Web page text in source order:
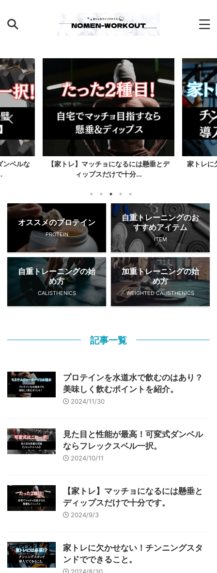
ンベルな
【家トレ】マッチョになるには懸垂とデ
ィップスだけで十分...
家トレに
オススメのプロテイン
PROTEIN
自重トレーニングのお
すすめアイテム
ITEM
自重トレーニングの始
め方
CALISTHENICS
加重トレーニングの始
め方
WEIGHTED CALISTHENICS
記事一覧
プロテインを水道水で飲むのはあり？
美味しく飲むポイントを紹介。
2024/11/30
見た目と性能が最高！可変式ダンベル
ならフレックスベル一択。
2024/10/11
【家トレ】マッチョになるには懸垂と
ディップスだけで十分です。
2024/9/3
家トレに欠かせない！チンニングスタ
ンドでできること。